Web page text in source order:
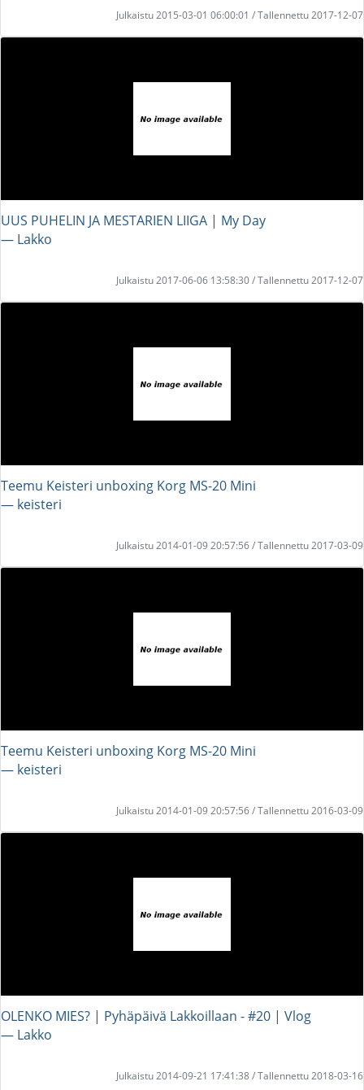
Julkaistu 2015-03-01 06:00:01 / Tallennettu 2017-12-07
UUS PUHELIN JA MESTARIEN LIIGA | My Day
― Lakko
Julkaistu 2017-06-06 13:58:30 / Tallennettu 2017-12-07
Teemu Keisteri unboxing Korg MS-20 Mini
― keisteri
Julkaistu 2014-01-09 20:57:56 / Tallennettu 2017-03-09
Teemu Keisteri unboxing Korg MS-20 Mini
― keisteri
Julkaistu 2014-01-09 20:57:56 / Tallennettu 2016-03-09
OLENKO MIES? | Pyhäpäivä Lakkoillaan - #20 | Vlog
― Lakko
Julkaistu 2014-09-21 17:41:38 / Tallennettu 2018-03-16